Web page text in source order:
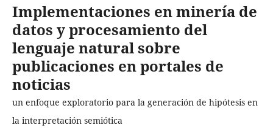
Implementaciones en minería de
datos y procesamiento del
lenguaje natural sobre
publicaciones en portales de
noticias
un enfoque exploratorio para la generación de hipótesis en
la interpretación semiótica